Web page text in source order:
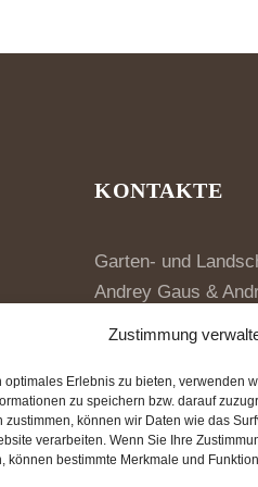
Zustimmung
optimales Erlebnis zu bieten, verwenden
zu speichern bzw. darauf
zustimmen, können wir Daten wie das
verarbeiten. Wenn Sie Ihre
können bestimmte Merkmale und
KONTAKTE
Garten- und
Andrey Gaus &
info@galabau-